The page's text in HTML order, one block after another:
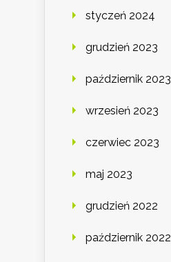
styczeń 2024
grudzień 2023
październik 2023
wrzesień 2023
czerwiec 2023
maj 2023
grudzień 2022
październik 2022